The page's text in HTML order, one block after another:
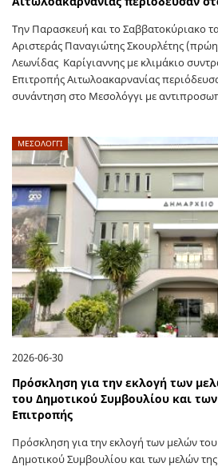
Την Παρασκευή και το Σαββατοκύριακο
Αριστεράς Παναγιώτης Σκουρλέτης
Λεωνίδας Καρίγιαννης με κλιμάκιο
Επιτροπής Αιτωλοακαρνανίας
συνάντηση στο Μεσολόγγι με
ΜΕΣΟΛΟΓΓΙ
2026-06-30
Πρόσκληση για την εκλογή των
του Δημοτικού Συμβουλίου και
Επιτροπής
Πρόσκληση για την εκλογή των μελών
Δημοτικού Συμβουλίου και των μελών